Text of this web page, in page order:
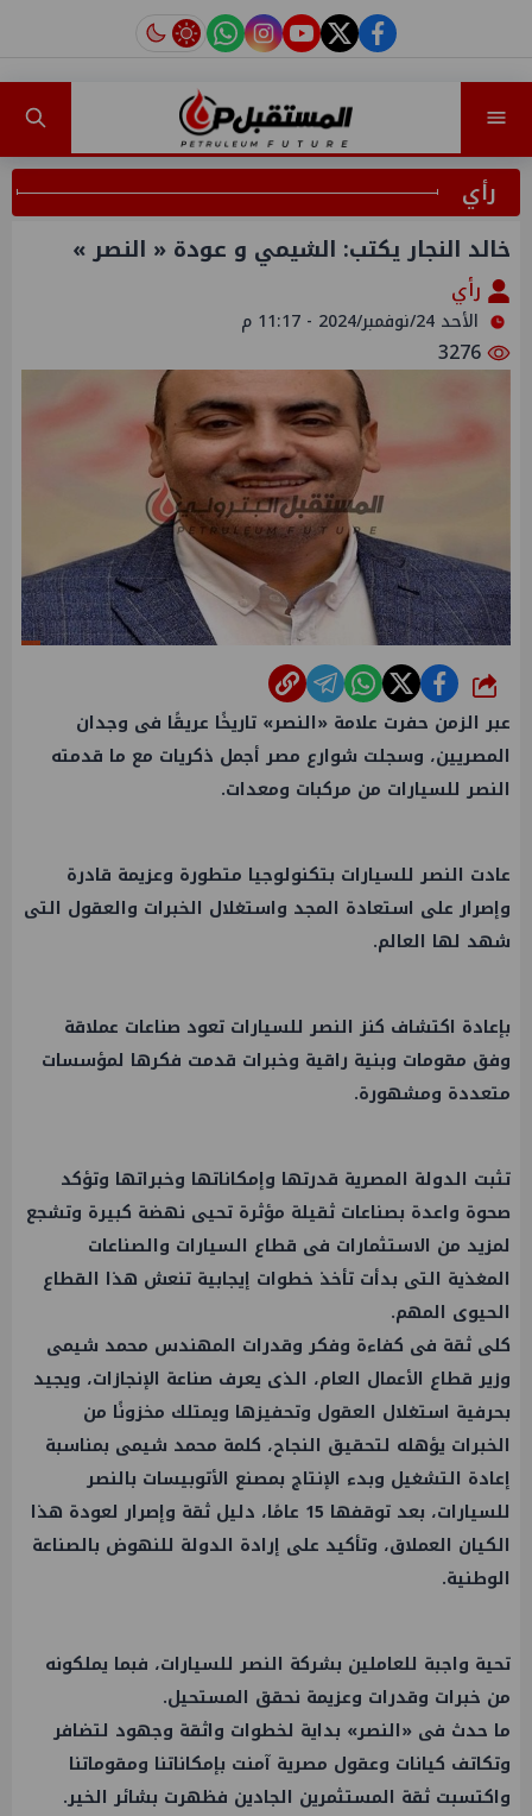
facebook
twitter
youtube
instagram
tiktok
رأي
خالد النجار يكتب: الشيمي و عودة « النصر »
رأي
الأحد 24/نوفمبر/2024 - 11:17 م
شارك
عبر الزمن حفرت علامة «النصر» تاريخًا عريقًا فى وجدان
المصريين، وسجلت شوارع مصر أجمل ذكريات مع ما قدمته
النصر للسيارات من مركبات ومعدات.
عادت النصر للسيارات بتكنولوجيا متطورة وعزيمة قادرة
وإصرار على استعادة المجد واستغلال الخبرات والعقول التى
شهد لها العالم.
بإعادة اكتشاف كنز النصر للسيارات تعود صناعات عملاقة
وفق مقومات وبنية راقية وخبرات قدمت فكرها لمؤسسات
متعددة ومشهورة.
تثبت الدولة المصرية قدرتها وإمكاناتها وخبراتها وتؤكد
صحوة واعدة بصناعات ثقيلة مؤثرة تحيى نهضة كبيرة وتشجع
لمزيد من الاستثمارات فى قطاع السيارات والصناعات
المغذية التى بدأت تأخذ خطوات إيجابية تنعش هذا القطاع
الحيوى المهم.
كلى ثقة فى كفاءة وفكر وقدرات المهندس محمد شيمى
وزير قطاع الأعمال العام، الذى يعرف صناعة الإنجازات، ويجيد
بحرفية استغلال العقول وتحفيزها ويمتلك مخزونًا من
الخبرات يؤهله لتحقيق النجاح، كلمة محمد شيمى بمناسبة
إعادة التشغيل وبدء الإنتاج بمصنع الأتوبيسات بالنصر
للسيارات، بعد توقفها 15 عامًا، دليل ثقة وإصرار لعودة هذا
الكيان العملاق، وتأكيد على إرادة الدولة للنهوض بالصناعة
الوطنية.
تحية واجبة للعاملين بشركة النصر للسيارات، فبما يملكونه
من خبرات وقدرات وعزيمة نحقق المستحيل.
ما حدث فى «النصر» بداية لخطوات واثقة وجهود لتضافر
وتكاتف كيانات وعقول مصرية آمنت بإمكاناتنا ومقوماتنا
واكتسبت ثقة المستثمرين الجادين فظهرت بشائر الخير.